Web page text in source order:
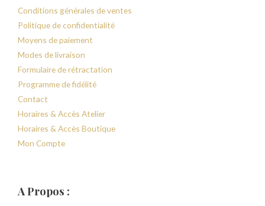
Conditions générales de ventes
Politique de confidentialité
Moyens de paiement
Modes de livraison
Formulaire de rétractation
Programme de fidélité
Contact
Horaires & Accès Atelier
Horaires & Accès Boutique
Mon Compte
A Propos :